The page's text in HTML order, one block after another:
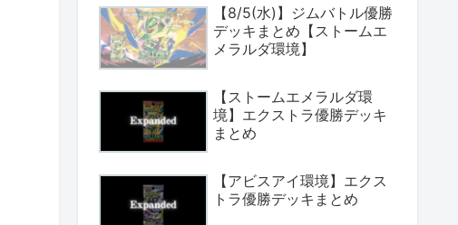
【8/5(水)】ジムバトル優勝
デッキまとめ【ストームエ
メラルダ環境】
【ストームエメラルダ環
境】エクストラ優勝デッキ
まとめ
【アビスアイ環境】エクス
トラ優勝デッキまとめ